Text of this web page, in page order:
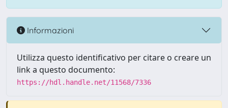
Informazioni
Utilizza questo identificativo per citare o creare un
link a questo documento:
https://hdl.handle.net/11568/7336